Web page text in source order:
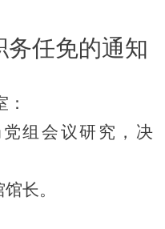
务任免的通知
组会议研究，决
馆长。